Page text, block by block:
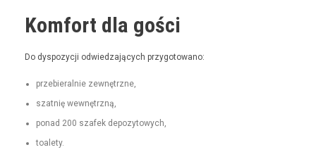
Komfort dla gości
Do dys­pozy­cji odwiedza­ją­cych przygotowano:
prze­bier­al­nie zewnętrzne,
szat­nię wewnętrzną,
pon­ad 200 szafek depozytowych,
toale­ty.